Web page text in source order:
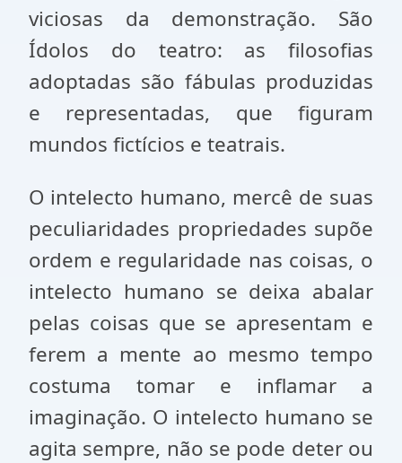
viciosas da demonstração. São
Ídolos do teatro: as filosofias
adoptadas são fábulas produzidas
e representadas, que figuram
mundos fictícios e teatrais.
O intelecto humano, mercê de suas
peculiaridades propriedades supõe
ordem e regularidade nas coisas, o
intelecto humano se deixa abalar
pelas coisas que se apresentam e
ferem a mente ao mesmo tempo
costuma tomar e inflamar a
imaginação. O intelecto humano se
agita sempre, não se pode deter ou